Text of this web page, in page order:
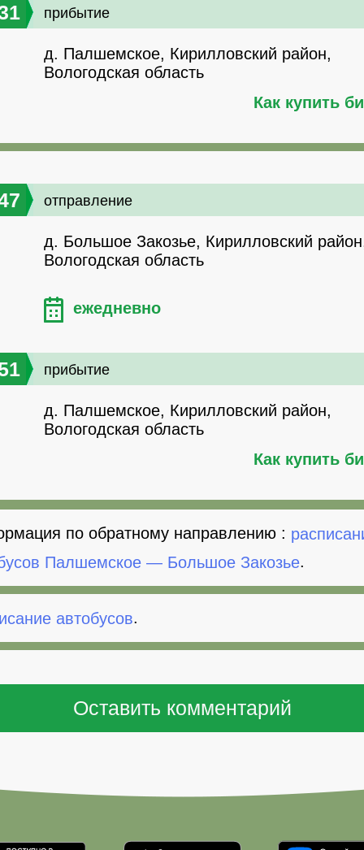
прибытие
д. Палшемское, Кирилловский район,
Вологодская область
Как купить
отправление
д. Большое Закозье, Кирилловский
Вологодская область
ежедневно
прибытие
д. Палшемское, Кирилловский район,
Вологодская область
Как купить
по обратному направлению :
Палшемское — Большое Закозье.
автобусов.